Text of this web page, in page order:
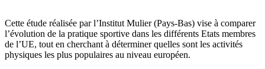
Cette étude réalisée par l’Institut Mulier (Pays-Bas) vise à comparer
l’évolution de la pratique sportive dans les différents Etats membres
de l’UE, tout en cherchant à déterminer quelles sont les activités
physiques les plus populaires au niveau européen.